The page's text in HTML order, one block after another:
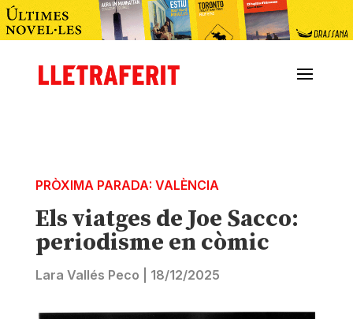
PRÒXIMA PARADA: VALÈNCIA
Els viatges de Joe Sacco:
periodisme en còmic
Lara Vallés Peco 18/12/2025